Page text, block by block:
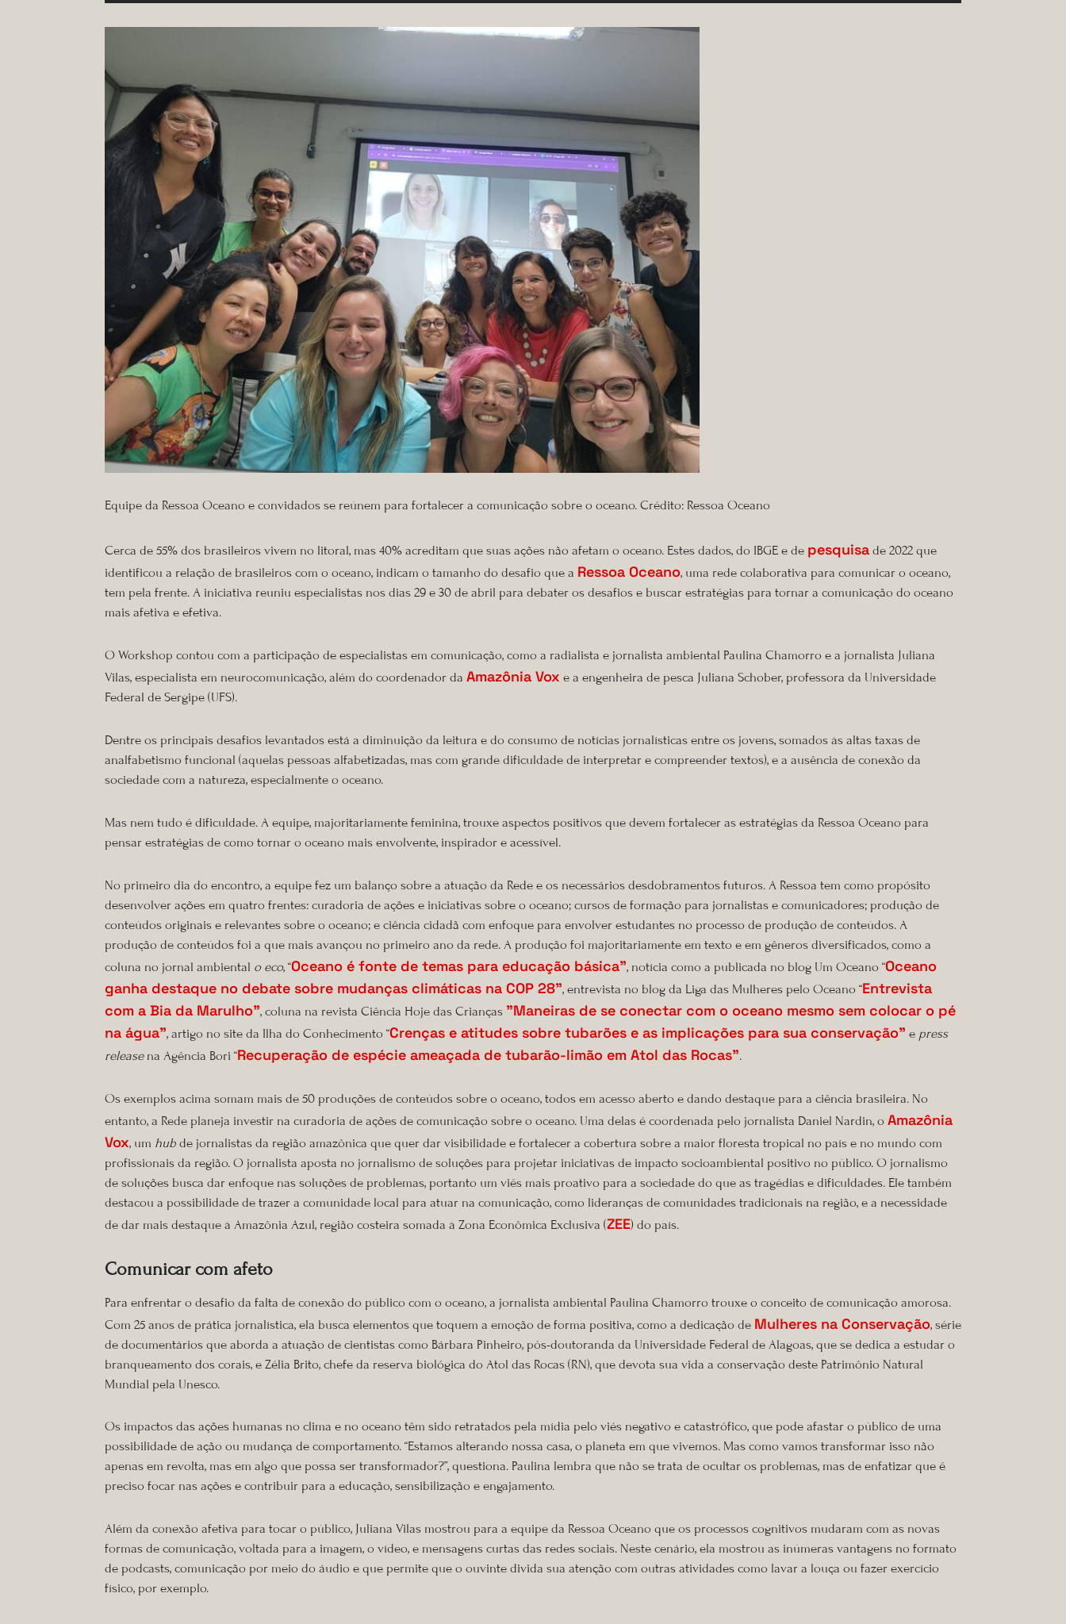
Equipe da Ressoa Oceano e convidados se reúnem para fortalecer a comunicação sobre o oceano. Crédito: Ressoa Oceano
Cerca de 55% dos brasileiros vivem no litoral, mas 40% acreditam que suas ações não afetam o oceano. Estes dados, do IBGE e de pesquisa de 2022 que
identificou a relação de brasileiros com o oceano, indicam o tamanho do desafio que a Ressoa Oceano, uma rede colaborativa para comunicar o oceano,
tem pela frente. A iniciativa reuniu especialistas nos dias 29 e 30 de abril para debater os desafios e buscar estratégias para tornar a comunicação do oceano
mais afetiva e efetiva.
O Workshop contou com a participação de especialistas em comunicação, como a radialista e jornalista ambiental Paulina Chamorro e a jornalista Juliana
Vilas, especialista em neurocomunicação, além do coordenador da Amazônia Vox e a engenheira de pesca Juliana Schober, professora da Universidade
Federal de Sergipe (UFS).
Dentre os principais desafios levantados está a diminuição da leitura e do consumo de notícias jornalísticas entre os jovens, somados às altas taxas de
analfabetismo funcional (aquelas pessoas alfabetizadas, mas com grande dificuldade de interpretar e compreender textos), e a ausência de conexão da
sociedade com a natureza, especialmente o oceano.
Mas nem tudo é dificuldade. A equipe, majoritariamente feminina, trouxe aspectos positivos que devem fortalecer as estratégias da Ressoa Oceano para
pensar estratégias de como tornar o oceano mais envolvente, inspirador e acessível.
No primeiro dia do encontro, a equipe fez um balanço sobre a atuação da Rede e os necessários desdobramentos futuros. A Ressoa tem como propósito
desenvolver ações em quatro frentes: curadoria de ações e iniciativas sobre o oceano; cursos de formação para jornalistas e comunicadores; produção de
conteúdos originais e relevantes sobre o oceano; e ciência cidadã com enfoque para envolver estudantes no processo de produção de conteúdos. A
produção de conteúdos foi a que mais avançou no primeiro ano da rede. A produção foi majoritariamente em texto e em gêneros diversificados, como a
coluna no jornal ambiental o eco, “Oceano é fonte de temas para educação básica”, notícia como a publicada no blog Um Oceano “Oceano
ganha destaque no debate sobre mudanças climáticas na COP 28”, entrevista no blog da Liga das Mulheres pelo Oceano “Entrevista
com a Bia da Marulho”, coluna na revista Ciência Hoje das Crianças ”Maneiras de se conectar com o oceano mesmo sem colocar o pé
na água”, artigo no site da Ilha do Conhecimento “Crenças e atitudes sobre tubarões e as implicações para sua conservação” e press
releasena Agência Bori “Recuperação de espécie ameaçada de tubarão-limão em Atol das Rocas”.
Os exemplos acima somam mais de 50 produções de conteúdos sobre o oceano, todos em acesso aberto e dando destaque para a ciência brasileira. No
entanto, a Rede planeja investir na curadoria de ações de comunicação sobre o oceano. Uma delas é coordenada pelo jornalista Daniel Nardin, o Amazônia
Vox, um hub de jornalistas da região amazônica que quer dar visibilidade e fortalecer a cobertura sobre a maior floresta tropical no país e no mundo com
profissionais da região. O jornalista aposta no jornalismo de soluções para projetar iniciativas de impacto socioambiental positivo no público. O jornalismo
de soluções busca dar enfoque nas soluções de problemas, portanto um viés mais proativo para a sociedade do que as tragédias e dificuldades. Ele também
destacou a possibilidade de trazer a comunidade local para atuar na comunicação, como lideranças de comunidades tradicionais na região, e a necessidade
de dar mais destaque à Amazônia Azul, região costeira somada à Zona Econômica Exclusiva (ZEE) do país.
Comunicar com afeto
Para enfrentar o desafio da falta de conexão do público com o oceano, a jornalista ambiental Paulina Chamorro trouxe o conceito de comunicação amorosa.
Com 25 anos de prática jornalística, ela busca elementos que toquem a emoção de forma positiva, como a dedicação de Mulheres na Conservação, série
de documentários que aborda a atuação de cientistas como Bárbara Pinheiro, pós-doutoranda da Universidade Federal de Alagoas, que se dedica a estudar o
branqueamento dos corais, e Zélia Brito, chefe da reserva biológica do Atol das Rocas (RN), que devota sua vida a conservação deste Patrimônio Natural
Mundial pela Unesco.
Os impactos das ações humanas no clima e no oceano têm sido retratados pela mídia pelo viés negativo e catastrófico, que pode afastar o público de uma
possibilidade de ação ou mudança de comportamento. “Estamos alterando nossa casa, o planeta em que vivemos. Mas como vamos transformar isso não
apenas em revolta, mas em algo que possa ser transformador?”, questiona. Paulina lembra que não se trata de ocultar os problemas, mas de enfatizar que é
preciso focar nas ações e contribuir para a educação, sensibilização e engajamento.
Além da conexão afetiva para tocar o público, Juliana Vilas mostrou para a equipe da Ressoa Oceano que os processos cognitivos mudaram com as novas
formas de comunicação, voltada para a imagem, o vídeo, e mensagens curtas das redes sociais. Neste cenário, ela mostrou as inúmeras vantagens no formato
de podcasts, comunicação por meio do áudio e que permite que o ouvinte divida sua atenção com outras atividades como lavar a louça ou fazer exercício
físico, por exemplo.